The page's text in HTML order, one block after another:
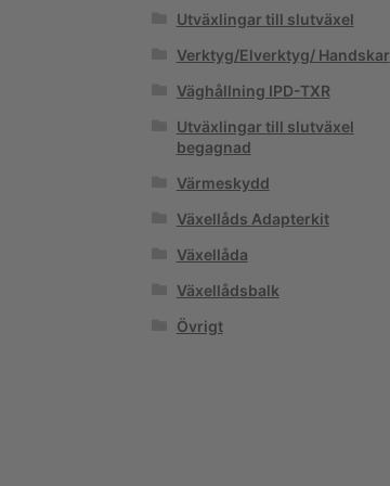
Utväxlingar till slutväxel
Verktyg/Elverktyg/ Handskar
Väghållning IPD-TXR
Utväxlingar till slutväxel
begagnad
Värmeskydd
Växellåds Adapterkit
Växellåda
Växellådsbalk
Övrigt